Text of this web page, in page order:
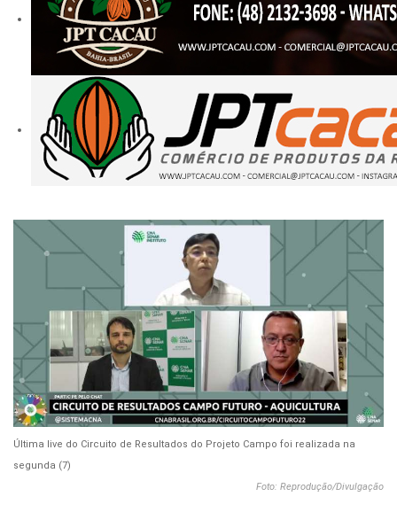
Última live do Circuito de Resultados do Projeto Campo foi realizada na
segunda (7)
Foto: Reprodução/Divulgação